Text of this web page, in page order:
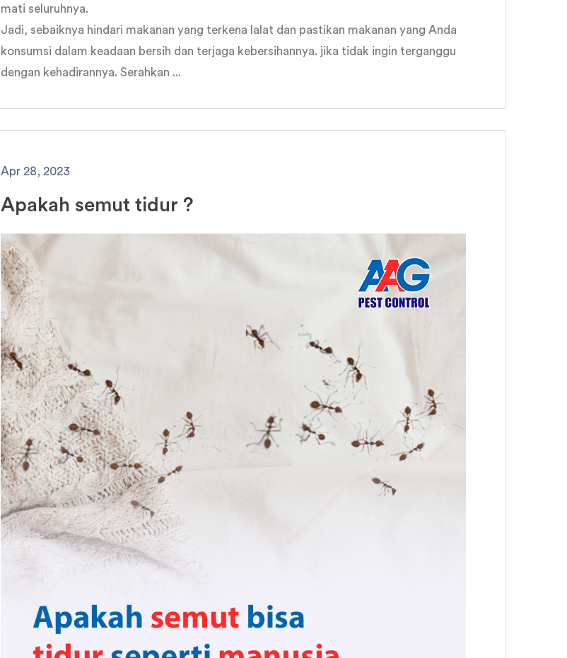
mati seluruhnya.
Jadi, sebaiknya hindari makanan yang terkena lalat dan pastikan makanan yang Anda
konsumsi dalam keadaan bersih dan terjaga kebersihannya. jika tidak ingin terganggu
dengan kehadirannya. Serahkan ...
Apr 28, 2023
Apakah semut tidur ?